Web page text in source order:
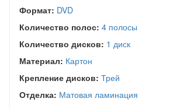
Формат: DVD
Количество полос: 4 полосы
Количество дисков: 1 диск
Материал: Картон
Крепление дисков: Трей
Отделка: Матовая ламинация